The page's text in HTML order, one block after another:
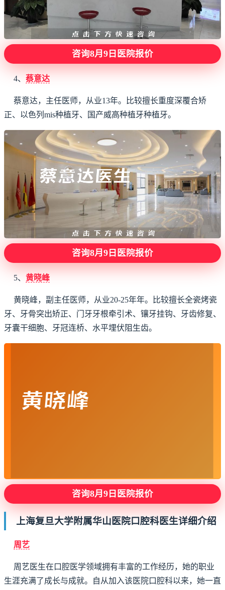
咨询8月9日医院报价
4、蔡意达
蔡意达，主任医师，从业13年。比较擅长重度深覆合矫
正、以色列mis种植牙、国产威高种植牙种植牙。
咨询8月9日医院报价
5、黄晓峰
黄晓峰，副主任医师，从业20-25年年。比较擅长全瓷烤瓷
牙、牙骨突出矫正、门牙牙根牵引术、镶牙挂钩、牙齿修复、
牙囊干细胞、牙冠连桥、水平埋伏阻生齿。
咨询8月9日医院报价
上海复旦大学附属华山医院口腔科医生详细介绍
周艺
周艺医生在口腔医学领域拥有丰富的工作经历，她的职业
生涯充满了成长与成就。自从加入该医院口腔科以来，她一直